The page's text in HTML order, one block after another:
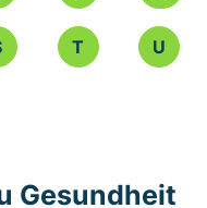
T U
Gesundheit